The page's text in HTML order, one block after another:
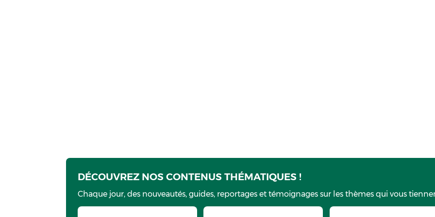
DÉCOUVREZ NOS CONTENUS THÉMATIQUES !
Chaque jour, des nouveautés, guides, reportages et témoignages sur les thèmes qui vous